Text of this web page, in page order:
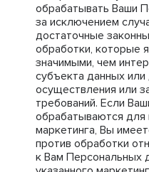
обрабатывать Ваши
за исключением
достаточные
обработки, которые
значимыми, чем
субъекта данных или
осуществления или
требований. Если
обрабатываются для
маркетинга, Вы
против обработки
к Вам Персональных